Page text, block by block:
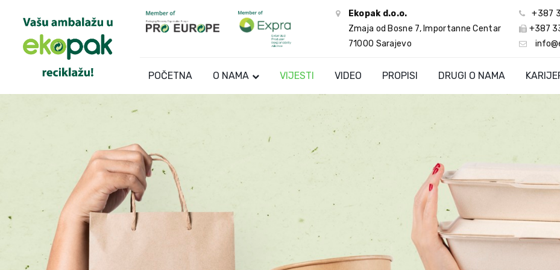
Ekopak d.o.o.
Zmaja od Bosne 7, Importanne Centar
71000 Sarajevo
+387
+387
POČETNA O NAMA VIJESTI VIDEO PROPISI DRUGI O NAMA